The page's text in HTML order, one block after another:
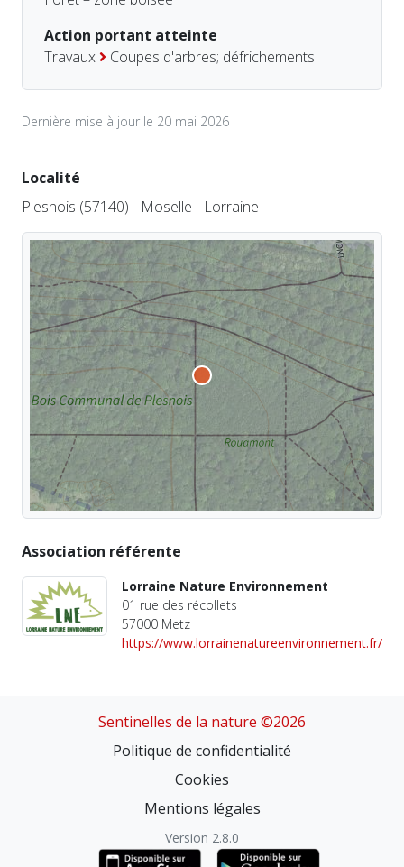
Action portant atteinte
Travaux
Coupes d'arbres; défrichements
Dernière mise à jour le 20 mai 2026
Localité
Plesnois (57140) - Moselle - Lorraine
Association référente
Lorraine Nature Environnement
01 rue des récollets
57000 Metz
https://www.lorrainenatureenvironnement.fr/
Sentinelles de la nature ©2026
Politique de confidentialité
Cookies
Mentions légales
Version 2.8.0